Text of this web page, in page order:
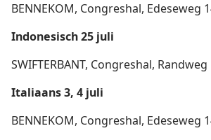
BENNEKOM, Congreshal, Edeseweg
Indonesisch 25 juli
SWIFTERBANT, Congreshal, Randweg
Italiaans 3, 4 juli
BENNEKOM, Congreshal, Edeseweg